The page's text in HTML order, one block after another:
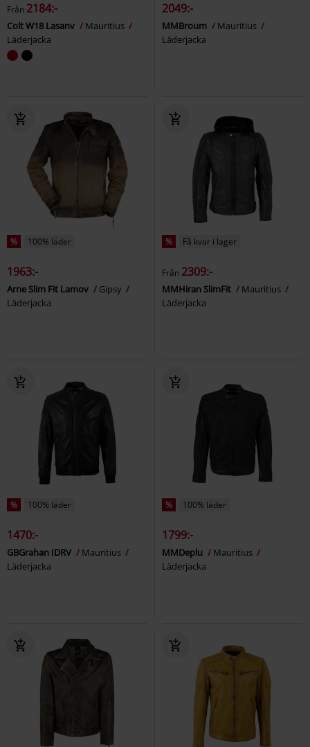
Från 2184:-
Colt W18 Lasanv
Mauritius
Läderjacka
2049:-
MMBroum
Mauritius
Läderjacka
% 100% läder
1963:-
Arne Slim Fit Lamov
Gipsy
Läderjacka
% Få kvar i lager
Från 2309:-
MMHiran SlimFit
Mauritius
Läderjacka
% 100% läder
1470:-
GBGrahan IDRV
Mauritius
Läderjacka
% 100% läder
1799:-
MMDeplu
Mauritius
Läderjacka